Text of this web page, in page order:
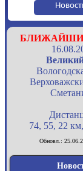
74, 55, 22
Обновл.: